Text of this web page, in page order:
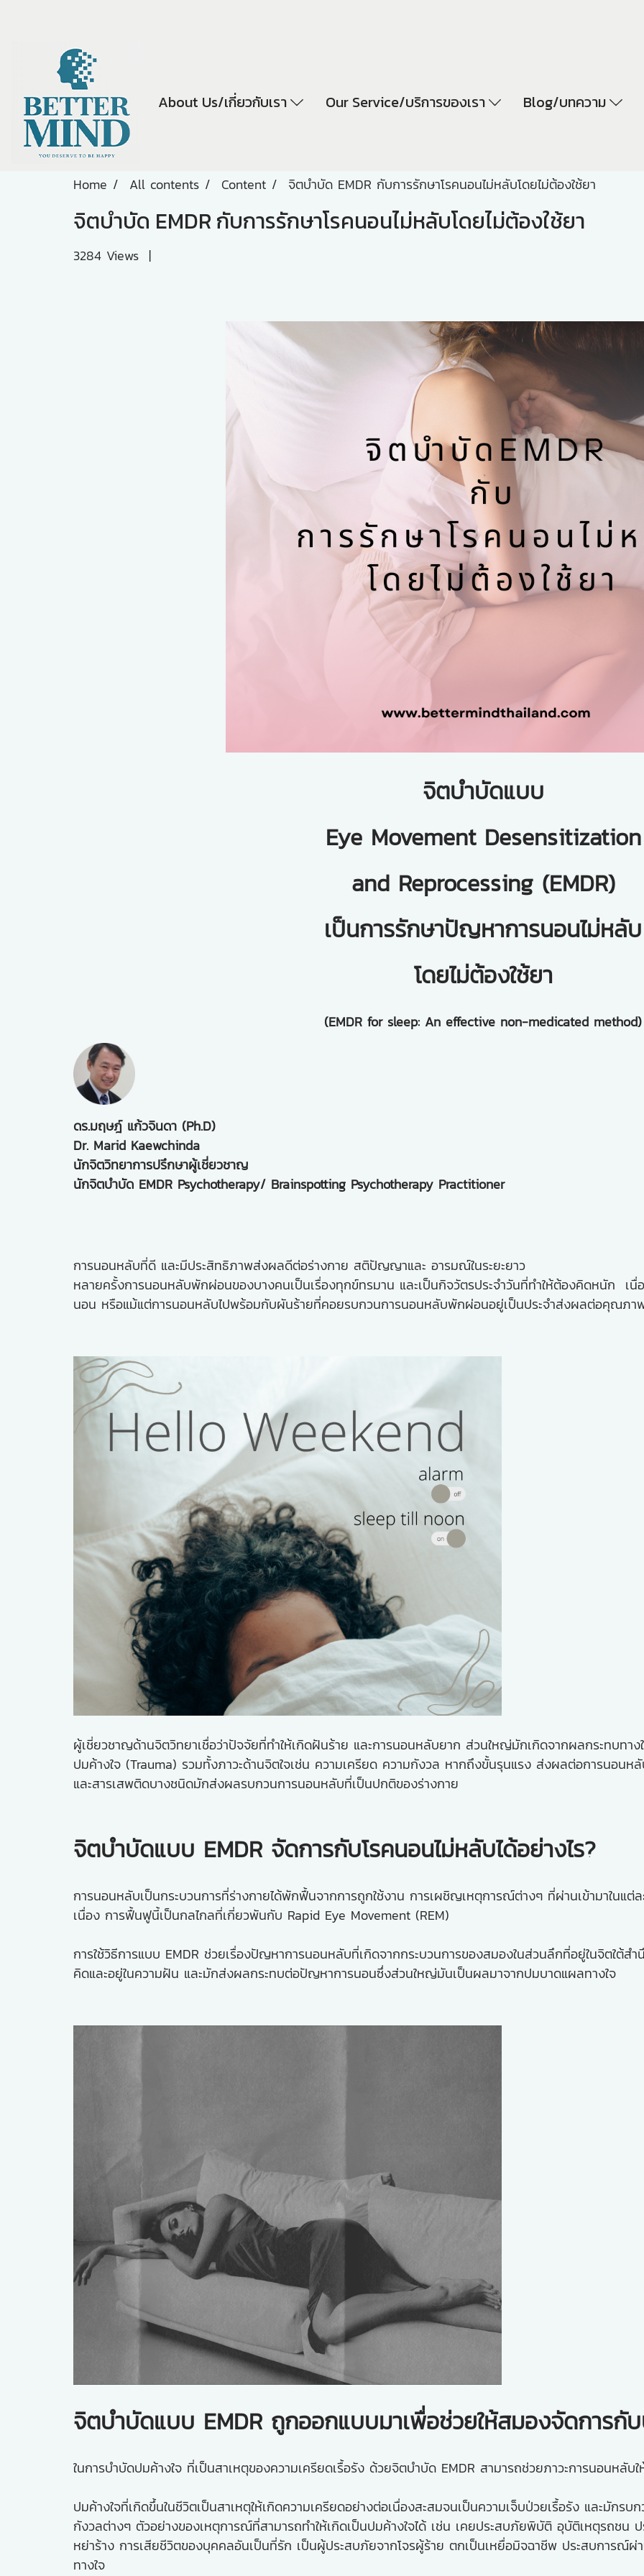
About Us/เกี่ยวกับเรา Our Service/บริการของเรา Blog/บทความ
Home All contents Content จิตบำบัด EMDR กับการรักษาโรคนอนไม่หลับโดยไม่ต้องใช้ยา
จิตบำบัด EMDR กับการรักษาโรคนอนไม่หลับโดยไม่ต้องใช้ยา
3284 Views |
จิตบำบัดแบบ
Eye Movement Desensitization
and Reprocessing (EMDR)
เป็นการรักษาปัญหาการนอนไม่หลับ
โดยไม่ต้องใช้ยา
(EMDR for sleep: An effective non-medicated method)
ดร.มฤษฎ์ แก้วจินดา (Ph.D)
Dr. Marid Kaewchinda
นักจิตวิทยาการปรึกษาผู้เชี่ยวชาญ
นักจิตบำบัด EMDR Psychotherapy/ Brainspotting Psychotherapy Practitioner
การนอนหลับที่ดี และมีประสิทธิภาพส่งผลดีต่อร่างกาย สติปัญญาและ อารมณ์ในระยะยาว
หลายครั้งการนอนหลับพักผ่อนของบางคนเป็นเรื่องทุกข์ทรมาน และเป็นกิจวัตรประจำวันที่ทำให้ต้องคิดหนัก เ
นอน หรือแม้แต่การนอนหลับไปพร้อมกับผันร้ายที่คอยรบกวนการนอนหลับพักผ่อนอยู่เป็นประจำส่งผลต่อคุณภา
ผู้เชี่ยวชาญด้านจิตวิทยาเชื่อว่าปัจจัยที่ทำให้เกิดฝันร้าย และการนอนหลับยาก ส่วนใหญ่มักเกิดจากผลกระทบทาง
ปมค้างใจ (Trauma) รวมทั้งภาวะด้านจิตใจเช่น ความเครียด ความกังวล หากถึงขั้นรุนแรง ส่งผลต่อการนอน
และสารเสพติดบางชนิดมักส่งผลรบกวนการนอนหลับที่เป็นปกติของร่างกาย
จิตบำบัดแบบ EMDR จัดการกับโรคนอนไม่หลับได้อย่างไร?
การนอนหลับเป็นกระบวนการที่ร่างกายได้พักฟื้นจากการถูกใช้งาน การเผชิญเหตุการณ์ต่างๆ ที่ผ่านเข้ามาในแต่
เนื่อง การฟื้นฟูนี้เป็นกลไกลที่เกี่ยวพันกับ Rapid Eye Movement (REM)
การใช้วิธีการแบบ EMDR ช่วยเรื่องปัญหาการนอนหลับที่เกิดจากกระบวนการของสมองในส่วนลึกที่อยู่ในจิตใต้
คิดและอยู่ในความฝัน และมักส่งผลกระทบต่อปัญหาการนอนซึ่งส่วนใหญ่มันเป็นผลมาจากปมบาดแผลทางใจ
จิตบำบัดแบบ EMDR ถูกออกแบบมาเพื่อช่วยให้สมองจัดการกั
ในการบำบัดปมค้างใจ ที่เป็นสาเหตุของความเครียดเรื้อรัง ด้วยจิตบำบัด EMDR สามารถช่วยภาวะการนอนหลับใ
ปมค้างใจที่เกิดขึ้นในชีวิตเป็นสาเหตุให้เกิดความเครียดอย่างต่อเนื่องสะสมจนเป็นความเจ็บป่วยเรื้อรัง และมั
กังวลต่างๆ ตัวอย่างของเหตุการณ์ที่สามารถทำให้เกิดเป็นปมค้างใจได้ เช่น เคยประสบภัยพิบัติ อุบัติเหตุรถช
หย่าร้าง การเสียชีวิตของบุคคลอันเป็นที่รัก เป็นผู้ประสบภัยจากโจรผู้ร้าย ตกเป็นเหยื่อมิจฉาชีพ ประสบการณ์
ทางใจ